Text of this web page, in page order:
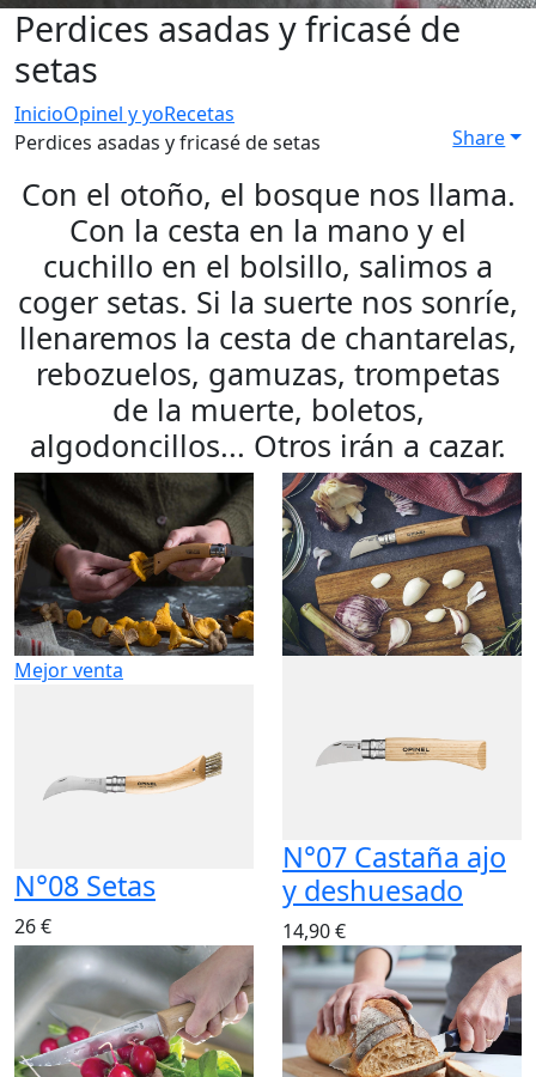
Perdices asadas y fricasé de
setas
InicioOpinel y yoRecetas
Perdices asadas y fricasé de setas
Share
Con el otoño, el bosque nos llama.
Con la cesta en la mano y el
cuchillo en el bolsillo, salimos a
coger setas. Si la suerte nos sonríe,
llenaremos la cesta de chantarelas,
rebozuelos, gamuzas, trompetas
de la muerte, boletos,
algodoncillos... Otros irán a cazar.
Mejor venta
N°08 Setas
26 €
N°07 Castaña ajo
y deshuesado
14,90 €